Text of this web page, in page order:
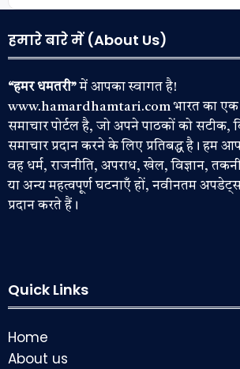
हमारे बारे में (About Us)
“हमर धमतरी”में आपका स्वागत है!
www.hamardhamtari.com भारत का एक
समाचार पोर्टल है, जो अपने पाठकों को सटीक,
समाचार प्रदान करने के लिए प्रतिबद्ध है। हम
वह धर्म, राजनीति, अपराध, खेल, विज्ञान,
या अन्य महत्वपूर्ण घटनाएँ हों, नवीनतम अपडेट्स
प्रदान करते हैं।
Quick Links
Home
About us